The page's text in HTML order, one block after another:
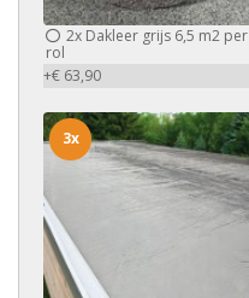
2x Dakleer grijs 6,5 m2 per
rol
+€ 63,90
3x